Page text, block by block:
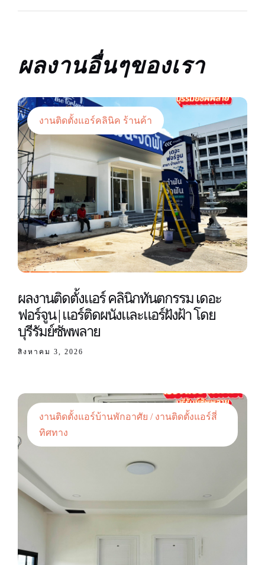
ผลงานอื่นๆของเรา
งานติดตั้งแอร์คลินิค ร้านค้า
ผลงานติดตั้งแอร์ คลินิกทันตกรรม เดอะ
ฟอร์จูน | แอร์ติดผนังและแอร์ฝังฝ้า โดย
บุรีรัมย์ซัพพลาย
สิงหาคม 3, 2026
งานติดตั้งแอร์บ้านพักอาศัย / งานติดตั้งแอร์สี่
ทิศทาง